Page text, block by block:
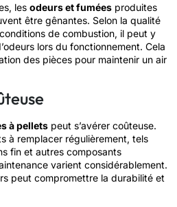
les odeurs et fumées produites
être gênantes. Selon la qualité
de combustion, il peut y
lors du fonctionnement. Cela
des pièces pour maintenir un air
à pellets peut s’avérer coûteuse.
à remplacer régulièrement, tels
fin et autres composants
varient considérablement.
peut compromettre la durabilité et